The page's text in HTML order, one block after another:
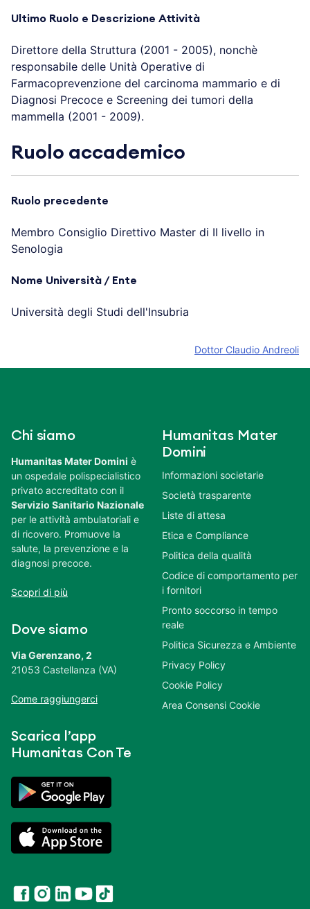
Ultimo Ruolo e Descrizione Attività
Direttore della Struttura (2001 - 2005), nonchè
responsabile delle Unità Operative di
Farmacoprevenzione del carcinoma mammario e di
Diagnosi Precoce e Screening dei tumori della
mammella (2001 - 2009).
Ruolo accademico
Ruolo precedente
Membro Consiglio Direttivo Master di II livello in
Senologia
Nome Università / Ente
Università degli Studi dell'Insubria
Dottor Claudio Andreoli
Chi siamo
Humanitas Mater Domini è
un ospedale polispecialistico
privato accreditato con il
Servizio Sanitario Nazionale
per le attività ambulatoriali e
di ricovero. Promuove la
salute, la prevenzione e la
diagnosi precoce.
Scopri di più
Dove siamo
Via Gerenzano, 2
21053 Castellanza (VA)
Come raggiungerci
Scarica l’app
Humanitas Con Te
Humanitas Mater
Domini
Informazioni societarie
Società trasparente
Liste di attesa
Etica e Compliance
Politica della qualità
Codice di comportamento per
i fornitori
Pronto soccorso in tempo
reale
Politica Sicurezza e Ambiente
Privacy Policy
Cookie Policy
Area Consensi Cookie